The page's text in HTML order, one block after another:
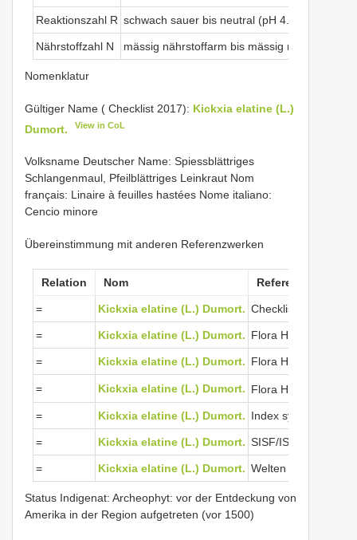
Reaktionszahl R schwach sauer bis neutral (pH 4.5-7.5)
Nährstoffzahl N mässig nährstoffarm bis mässig nährstoffreich
Nomenklatur
Gültiger Name ( Checklist 2017): Kickxia elatine (L.)
Dumort.
View in CoL
Volksname Deutscher Name: Spiessblättriges
Schlangenmaul, Pfeilblättriges Leinkraut Nom
français: Linaire à feuilles hastées Nome italiano:
Cencio minore
Übereinstimmung mit anderen Referenzwerken
Relation Nom Referenzwerke
= Kickxia elatine (L.) Dumort. Checklist 2017
= Kickxia elatine (L.) Dumort. Flora Helvetica 2001
= Kickxia elatine (L.) Dumort. Flora Helvetica 2012
= Kickxia elatine (L.) Dumort. Flora Helvetica
= Kickxia elatine (L.) Dumort. Index synonymique
= Kickxia elatine (L.) Dumort. SISF/ISFS 2
= Kickxia elatine (L.) Dumort. Welten & Sutter
Status Indigenat: Archeophyt: vor der Entdeckung von
Amerika in der Region aufgetreten (vor 1500)